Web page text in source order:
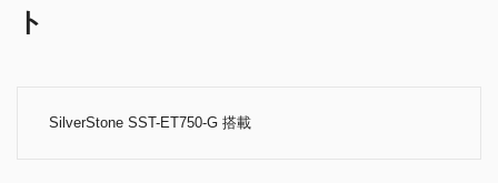
ト
SilverStone SST-ET750-G 搭載